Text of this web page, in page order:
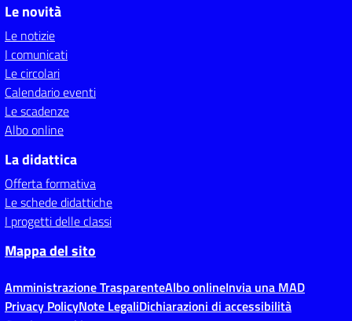
Le novità
Le notizie
I comunicati
Le circolari
Calendario eventi
Le scadenze
Albo online
La didattica
Offerta formativa
Le schede didattiche
I progetti delle classi
Mappa del sito
Amministrazione TrasparenteAlbo onlineInvia una MAD
Privacy PolicyNote LegaliDichiarazioni di accessibilità